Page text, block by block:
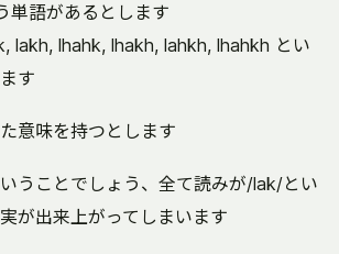
単語があるとします
lakh, lhahk, lhakh, lahkh, lhahkh とい
す
意味を持つとします
うことでしょう、全て読みが/lak/とい
が出来上がってしまいます